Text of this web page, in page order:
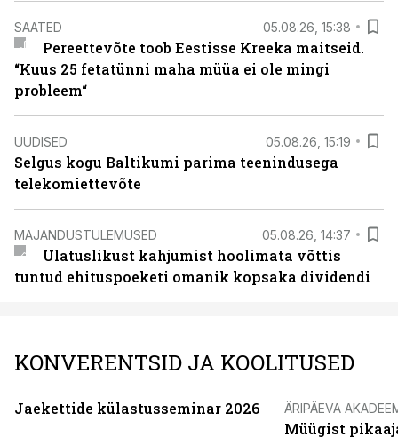
SAATED 05.08.26, 15:38
Pereettevõte toob Eestisse Kreeka maitseid.
“Kuus 25 fetatünni maha müüa ei ole mingi
probleem“
UUDISED 05.08.26, 15:19
Selgus kogu Baltikumi parima teenindusega
telekomiettevõte
MAJANDUSTULEMUSED 05.08.26, 14:37
Ulatuslikust kahjumist hoolimata võttis
tuntud ehituspoeketi omanik kopsaka dividendi
KONVERENTSID JA KOOLITUSED
Jaekettide külastusseminar 2026 ÄRIPÄEVA
Müügist